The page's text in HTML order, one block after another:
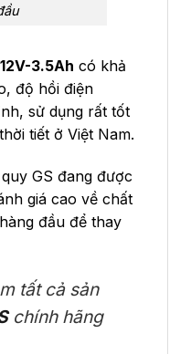
3.5Ah có khả
độ hồi điện
sử dụng rất tốt
tiết ở Việt Nam.
GS đang được
giá cao về chất
đầu để thay
tất cả sản
chính hãng